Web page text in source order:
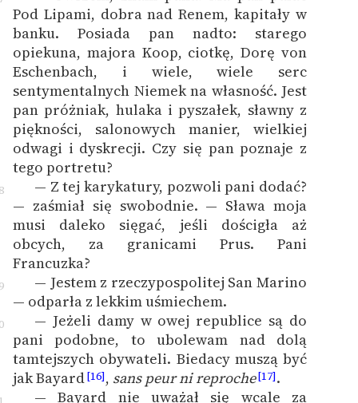
Pod Lipami, dobra nad Renem, kapitały w
banku. Posiada pan nadto: starego
opiekuna, majora Koop, ciotkę, Dorę von
Eschenbach, i wiele, wiele serc
sentymentalnych Niemek na własność. Jest
pan próżniak, hulaka i pyszałek, sławny z
piękności, salonowych manier, wielkiej
odwagi i dyskrecji. Czy się pan poznaje z
tego portretu?
— Z tej karykatury, pozwoli pani dodać?
— zaśmiał się swobodnie. — Sława moja
musi daleko sięgać, jeśli dościgła aż
obcych, za granicami Prus. Pani
Francuzka?
— Jestem z rzeczypospolitej San Marino
— odparła z lekkim uśmiechem.
— Jeżeli damy w owej republice są do
pani podobne, to ubolewam nad dolą
tamtejszych obywateli. Biedacy muszą być
jak Bayard[16], sans peur ni reproche[17].
— Bayard nie uważał się wcale za